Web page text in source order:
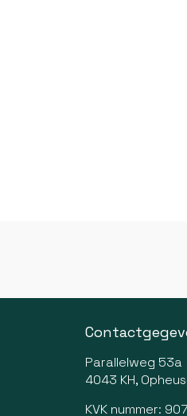
Parallelweg 53a
4043 KH,
KVK nummer: